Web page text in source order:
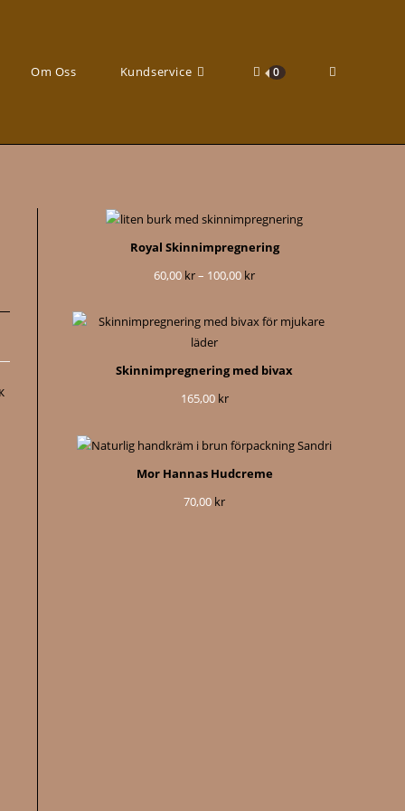
Om Oss Kundservice 0 Slå
Royal Skinnimpregnering
60,00 kr– 100,00 krPrisintervall:
till
Skinnimpregnering med bivax
165,00 kr
Mor Hannas Hudcreme
70,00 kr